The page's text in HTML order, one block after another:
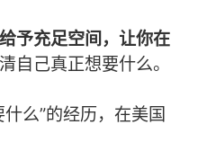
予充足空间，让你在
自己真正想要什么。
么”的经历，在美国